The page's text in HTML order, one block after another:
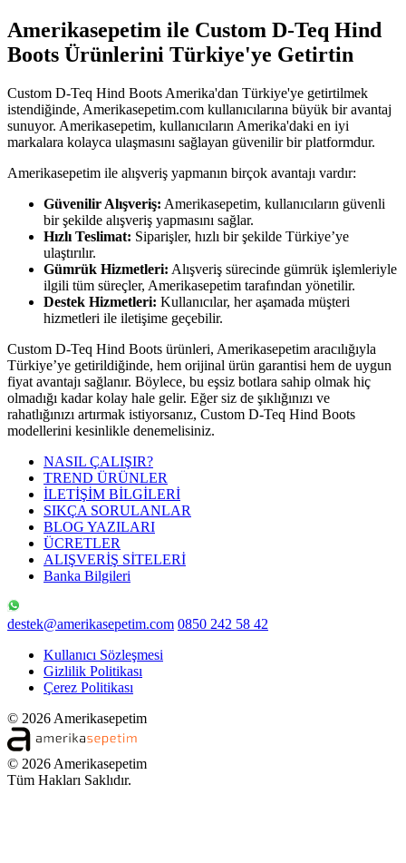
Amerikasepetim ile Custom D-Teq Hind
Boots Ürünlerini Türkiye'ye Getirtin
Custom D-Teq Hind Boots Amerika'dan Türkiye'ye getirtilmek
istendiğinde, Amerikasepetim.com kullanıcılarına büyük bir avantaj
sunuyor. Amerikasepetim, kullanıcıların Amerika'daki en iyi
markalara kolayca ulaşmasını sağlayan güvenilir bir platformdur.
Amerikasepetim ile alışveriş yapmanın birçok avantajı vardır:
Güvenilir Alışveriş: Amerikasepetim, kullanıcıların güvenli
bir şekilde alışveriş yapmasını sağlar.
Hızlı Teslimat: Siparişler, hızlı bir şekilde Türkiye’ye
ulaştırılır.
Gümrük Hizmetleri: Alışveriş sürecinde gümrük işlemleriyle
ilgili tüm süreçler, Amerikasepetim tarafından yönetilir.
Destek Hizmetleri: Kullanıcılar, her aşamada müşteri
hizmetleri ile iletişime geçebilir.
Custom D-Teq Hind Boots ürünleri, Amerikasepetim aracılığıyla
Türkiye’ye getirildiğinde, hem orijinal ürün garantisi hem de uygun
fiyat avantajı sağlanır. Böylece, bu eşsiz botlara sahip olmak hiç
olmadığı kadar kolay hale gelir. Eğer siz de şıklığınızı ve
rahatlığınızı artırmak istiyorsanız, Custom D-Teq Hind Boots
modellerini kesinlikle denemelisiniz.
NASIL ÇALIŞIR?
TREND ÜRÜNLER
İLETİŞİM BİLGİLERİ
SIKÇA SORULANLAR
BLOG YAZILARI
ÜCRETLER
ALIŞVERİŞ SİTELERİ
Banka Bilgileri
destek@amerikasepetim.com 0850 242 58 42
Kullanıcı Sözleşmesi
Gizlilik Politikası
Çerez Politikası
© 2026 Amerikasepetim
© 2026 Amerikasepetim
Tüm Hakları Saklıdır.